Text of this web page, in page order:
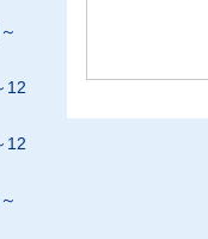
12
12